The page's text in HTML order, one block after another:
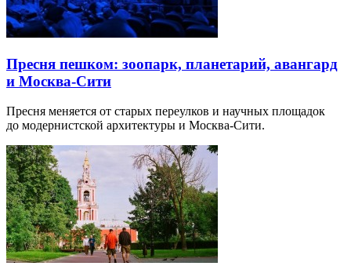
Пресня пешком: зоопарк, планетарий, авангард
и Москва-Сити
Пресня меняется от старых переулков и научных площадок
до модернистской архитектуры и Москва-Сити.